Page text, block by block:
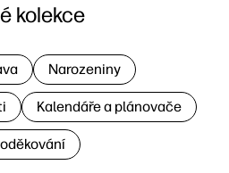
kolekce
Narozeniny
Kalendáře a plánovače